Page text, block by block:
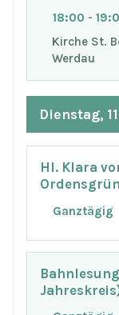
18:00 -
Kirche St.
Werdau
Dienstag,
Hl. Klara
Ganztägig